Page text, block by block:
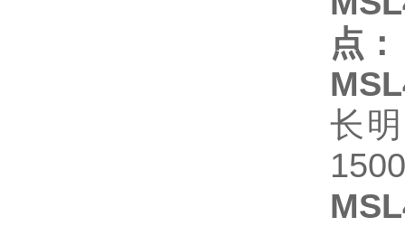
点：
长